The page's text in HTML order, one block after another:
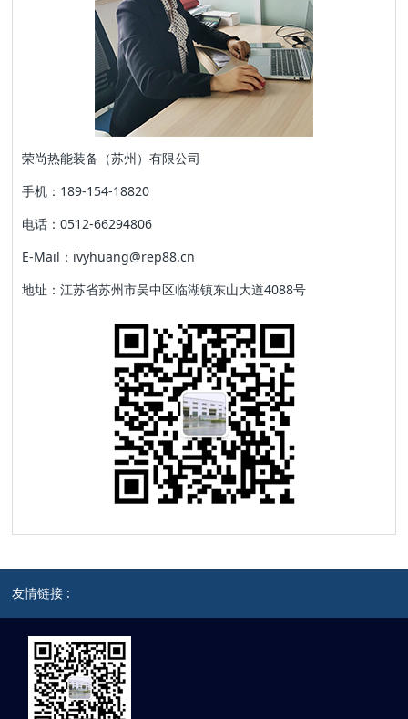
荣尚热能装备（苏州）有限公司
手机：189-154-18820
电话：0512-66294806
E-Mail：ivyhuang@rep88.cn
地址：江苏省苏州市吴中区临湖镇东山大道4088号
友情链接 :